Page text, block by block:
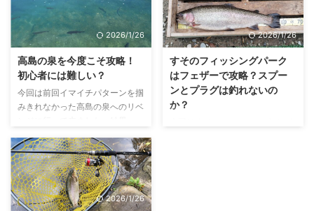
ようなものはないのですが前から
欲しかったものなので購入してみ
ました！！ 購入した福袋の内容
福袋の内容はこんな感じでした！
バーサスについては持っているの
の釣り用に分けようと思っていた
のでまあ持っていても良いかと笑
限定カラーですしね笑 その他の
商品については最近発売されたエ
リアトラウト用の商品なので欲し
かったものになります。届いた商
品のインプレについてはまた別 ...
た笑 シマノのこの価格帯のロッ
ドは毎度素晴らしい出来ですね。
純粋にエントリーロッドとして考
えるとちょっとお高めですがそれ
を凌駕するスペック！！ 最初か
らちょっとひいき目な評価となっ
ていますが早速インプレ記事にい
きます！！ 23トラウトワンと
は？ 日本全国のエリアトラウト
2026/1/26
高島の泉を今度こそ攻略！
初心者には難しい？
今回は前回イマイチパターンを掴
みきれなかった高島の泉へのリベ
いきます！！ 高島の泉とは？ 高
島の泉は滋賀県高島市にある管理
釣り場です。主にマス類（トラウ
ト）をメインに扱っており、年中
釣りができるフィールドとなって
2026/1/26
すそのフィッシングパーク
はフェザーで攻略？スプー
ンとプラグは釣れないの
か？
2026/1/26